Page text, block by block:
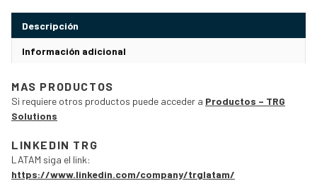
Descripción
Información adicional
MAS PRODUCTOS
Si requiere otros productos puede acceder a Productos – TRG
Solutions
LINKEDIN TRG
LATAM siga el link:
https://www.linkedin.com/company/trglatam/